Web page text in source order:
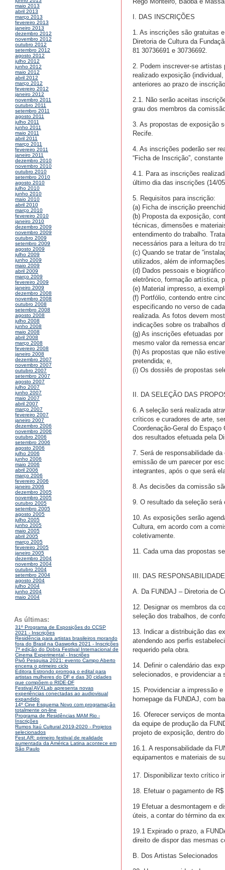
maio 2013
abril 2013
março 2013
fevereiro 2013
janeiro 2013
dezembro 2012
novembro 2012
outubro 2012
setembro 2012
agosto 2012
julho 2012
junho 2012
maio 2012
abril 2012
março 2012
fevereiro 2012
janeiro 2012
novembro 2011
outubro 2011
setembro 2011
agosto 2011
julho 2011
junho 2011
maio 2011
abril 2011
março 2011
fevereiro 2011
janeiro 2011
dezembro 2010
novembro 2010
outubro 2010
setembro 2010
agosto 2010
julho 2010
junho 2010
maio 2010
abril 2010
março 2010
fevereiro 2010
janeiro 2010
dezembro 2009
novembro 2009
outubro 2009
setembro 2009
agosto 2009
julho 2009
junho 2009
maio 2009
abril 2009
março 2009
fevereiro 2009
janeiro 2009
dezembro 2008
novembro 2008
outubro 2008
setembro 2008
agosto 2008
julho 2008
junho 2008
maio 2008
abril 2008
março 2008
fevereiro 2008
janeiro 2008
dezembro 2007
novembro 2007
outubro 2007
setembro 2007
agosto 2007
julho 2007
junho 2007
maio 2007
abril 2007
março 2007
fevereiro 2007
janeiro 2007
dezembro 2006
novembro 2006
outubro 2006
setembro 2006
agosto 2006
julho 2006
junho 2006
maio 2006
abril 2006
março 2006
fevereiro 2006
janeiro 2006
dezembro 2005
novembro 2005
outubro 2005
setembro 2005
agosto 2005
julho 2005
junho 2005
maio 2005
abril 2005
março 2005
fevereiro 2005
janeiro 2005
dezembro 2004
novembro 2004
outubro 2004
setembro 2004
agosto 2004
julho 2004
junho 2004
maio 2004
As últimas:
31º Programa de Exposições do CCSP
2021 - Inscrições
Residência para artistas brasileiros morando
fora do Brasil na Gasworks 2021 - Inscrições
7ª edição do Dobra Festival Internacional de
Cinema Experimental - Inscriões
Pivô Pesquisa 2021: evento Campo Aberto
encerra o primeiro ciclo
Editora Estrondo prorroga o edital para
artistas mulheres do DF e das 30 cidades
que compõem o RIDE-DF
Festival AVXLab apresenta novas
experiências conectadas ao audiovisual
expandido
14º Cine Esquema Novo com programação
totalmente on-line
Programa de Residências MAM Rio -
Inscrições
Rumos Itaú Cultural 2019-2020 - Projetos
selecionados
Fest.AR: primeiro festival de realidade
aumentada da América Latina acontece em
São Paulo
I. DAS INSCRIÇÕES
1. As inscrições são gratuitas
Diretoria de Cultura da
81 30736691 e 30736692.
2. Podem inscrever-se artistas
realizado exposição
anteriores ao prazo de
2.1. Não serão aceitas
grau dos membros da
3. As propostas de exposição
Recife.
4. As inscrições poderão ser
“Ficha de Inscrição”,
4.1. Para as inscrições
último dia das inscrições (14/
5. Requisitos para inscrição:
(a) Ficha de inscrição
(b) Proposta da exposição,
técnicas, dimensões e
entendimento do trabalho.
necessários para a leitura do
(c) Quando se tratar de
utilizados, além de
(d) Dados pessoais e
eletrônico, formação artística,
(e) Material impresso, a
(f) Portfólio, contendo entre
especificando no verso de
realizada. As fotos devem
indicações sobre os trabalhos
(g) As inscrições efetuadas
mesmo valor da remessa
(h) As propostas que não
pretendida; e,
(i) Os dossiês de propostas
II. DA SELEÇÃO DAS
6. A seleção será realizada
críticos e curadores de arte,
Coordenação-Geral do
dos resultados efetuada pela
7. Será de responsabilidade
emissão de um parecer por
integrantes, após o que será
8. As decisões da comissão
9. O resultado da seleção
10. As exposições serão
Cultura, em acordo com a
coletivamente.
11. Cada uma das propostas
III. DAS
A. Da FUNDAJ – Diretoria de
12. Designar os membros da
seleção dos trabalhos, de
13. Indicar a distribuição das
atendendo aos perfis
requerido pela obra.
14. Definir o calendário das
selecionados, e providenciar a
15. Providenciar a impressão
homepage da FUNDAJ, com
16. Oferecer serviços de
da equipe de produção da
projeto de exposição, dentro
16.1. A responsabilidade da
equipamentos e materiais de
17. Disponibilizar texto crítico
18. Efetuar o pagamento de
19 Efetuar a desmontagem e
úteis, a contar do término da
19.1 Expirado o prazo, a
direito de dispor das mesmas
B. Dos Artistas Selecionados